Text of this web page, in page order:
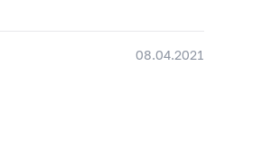
08.04.2021